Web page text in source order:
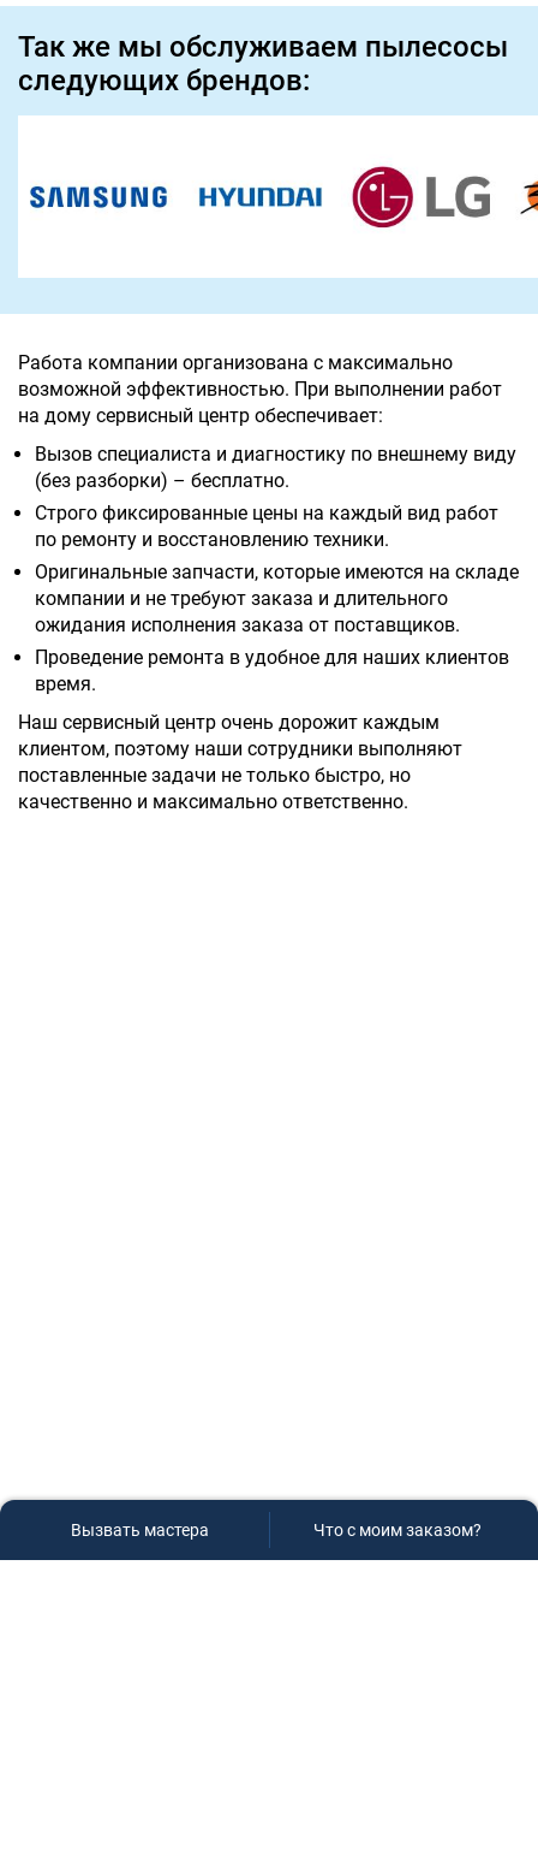
Так же мы обслуживаем пылесосы
следующих брендов:
Работа компании организована с максимально
возможной эффективностью. При выполнении работ
на дому сервисный центр обеспечивает:
Вызов специалиста и диагностику по внешнему виду
(без разборки) – бесплатно.
Строго фиксированные цены на каждый вид работ
по ремонту и восстановлению техники.
Оригинальные запчасти, которые имеются на складе
компании и не требуют заказа и длительного
ожидания исполнения заказа от поставщиков.
Проведение ремонта в удобное для наших клиентов
время.
Наш сервисный центр очень дорожит каждым
клиентом, поэтому наши сотрудники выполняют
поставленные задачи не только быстро, но
качественно и максимально ответственно.
Вызвать мастера Что с моим заказом?